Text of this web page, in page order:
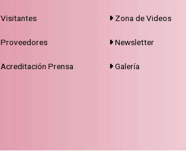
Visitantes
Proveedores
Acreditación Prensa
Zona de Videos
Newsletter
Galería